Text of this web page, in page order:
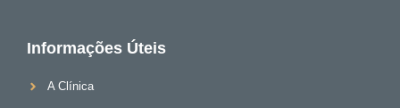
Informações Úteis
A Clínica